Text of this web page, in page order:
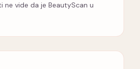
ne vide da je BeautyScan u